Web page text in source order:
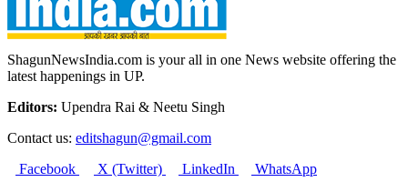
ShagunNewsIndia.com is your all in one News website offering the
latest happenings in UP.
Editors: Upendra Rai & Neetu Singh
Contact us: editshagun@gmail.com
Facebook
X (Twitter) LinkedIn WhatsApp